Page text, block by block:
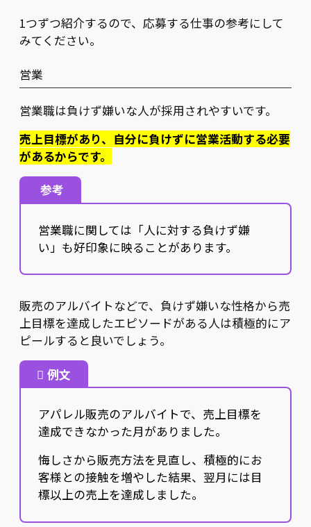
1つずつ紹介するので、応募する仕事の参考にして
みてください。
営業
営業職は負けず嫌いな人が採用されやすいです。
売上目標があり、自分に負けずに営業活動する必要
があるからです。
参考
営業職に関しては「人に対する負けず嫌
い」も好印象に映ることがあります。
販売のアルバイトなどで、負けず嫌いな性格から売
上目標を達成したエピソードがある人は積極的にア
ピールすると良いでしょう。
例文
アパレル販売のアルバイトで、売上目標を
達成できなかった月がありました。
悔しさから販売方法を見直し、積極的にお
客様との接触を増やした結果、翌月には目
標以上の売上を達成しました。